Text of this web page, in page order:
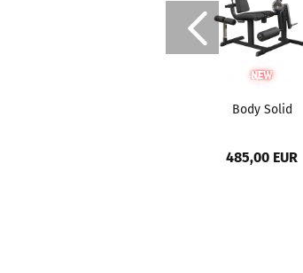
Body Solid
Comfort...
485,00 EUR